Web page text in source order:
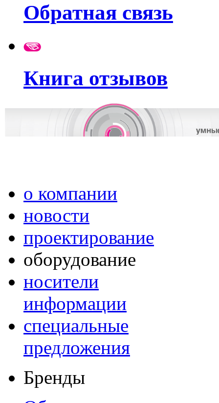
Обратная связь
Книга отзывов
о компании
новости
проектирование
оборудование
носители
информации
специальные
предложения
Бренды